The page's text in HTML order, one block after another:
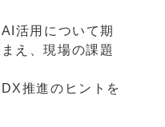
活用について期
え、現場の課題
推進のヒントを